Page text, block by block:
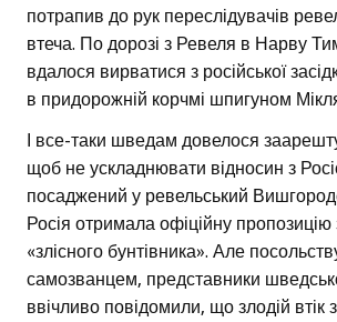
потрапив до рук переслідувачів
втеча. По дорозі з Ревеля в Нарву
вдалося вирватися з російської
в придорожній корчмі шпигуном
І все-таки шведам довелося
щоб не ускладнювати відносин з
посаджений у ревельський
Росія отримала офіційну пропозицію
«злісного бунтівника». Але
самозванцем, представники
ввічливо повідомили, що злодій втік з